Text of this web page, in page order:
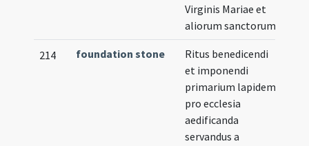
Virginis Mariae et
aliorum sanctorum
214 foundation stone
Ritus benedicendi
et imponendi
primarium lapidem
pro ecclesia
aedificanda
servandus a